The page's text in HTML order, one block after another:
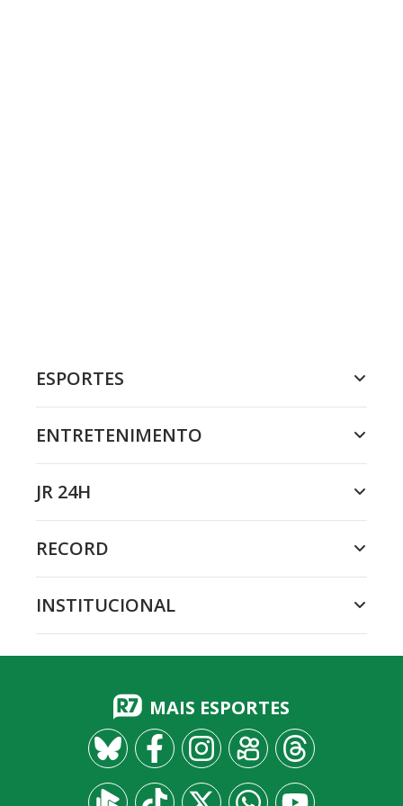
ESPORTES
ENTRETENIMENTO
JR 24H
RECORD
INSTITUCIONAL
MAIS ESPORTES